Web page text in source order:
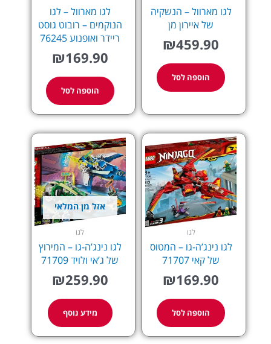
לגו מארוול – הנשקיה
של איירון מן
₪459.90
הוספה לסל
לגו מארוול – לגו
הנוקמים – רובוט גוסט
ריידר ואופנוע 76245
₪169.90
הוספה לסל
לגו
לגו נינג’ה-גו – המטוס
של קאי 71707
₪169.90
הוספה לסל
אזל מן המלאי
לגו
לגו נינג’ה-גו – המירוץ
של ג’אי ולויד 71709
₪259.90
מידע נוסף